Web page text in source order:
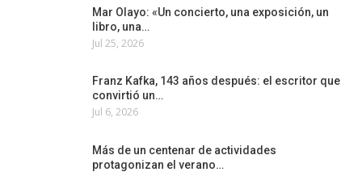
Mar Olayo: «Un concierto, una exposición, un
libro, una…
Jul 25, 2026
Franz Kafka, 143 años después: el escritor que
convirtió un…
Jul 6, 2026
Más de un centenar de actividades
protagonizan el verano…